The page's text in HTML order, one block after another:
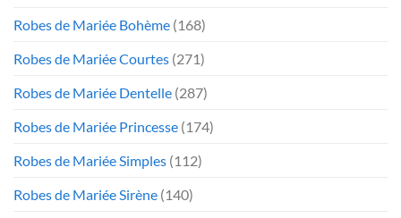
Robes de Mariée Bohème (168)
Robes de Mariée Courtes (271)
Robes de Mariée Dentelle (287)
Robes de Mariée Princesse (174)
Robes de Mariée Simples (112)
Robes de Mariée Sirène (140)